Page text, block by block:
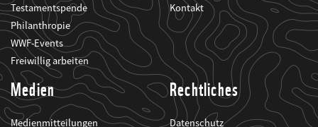
Testamentspende
Philanthropie
WWF-Events
Freiwillig arbeiten
Kontakt
Medien
Medienmitteilungen
Rechtliches
Datenschutz